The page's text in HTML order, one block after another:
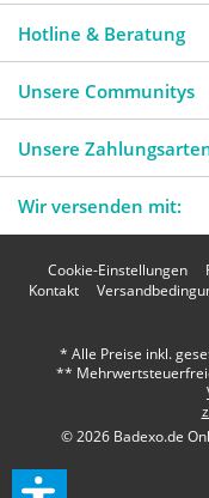
Hotline & Beratung
Unsere Communitys
Unsere
Wir versenden mit:
Cookie-Einstellungen
Kontakt
* Alle Preise inkl.
**
© 2026 Badexo.de